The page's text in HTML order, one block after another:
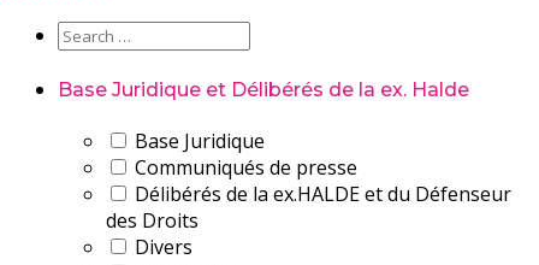
Base Juridique et Délibérés de la ex. Halde
Base Juridique
Communiqués de presse
Délibérés de la ex.HALDE et du Défenseur
des Droits
Divers